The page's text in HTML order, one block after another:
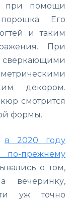
при помощи
Его
и таким
При
декором.
смотрится
формы.
в 2020 году
прежнему
о том,
вечеринку,
уж точно